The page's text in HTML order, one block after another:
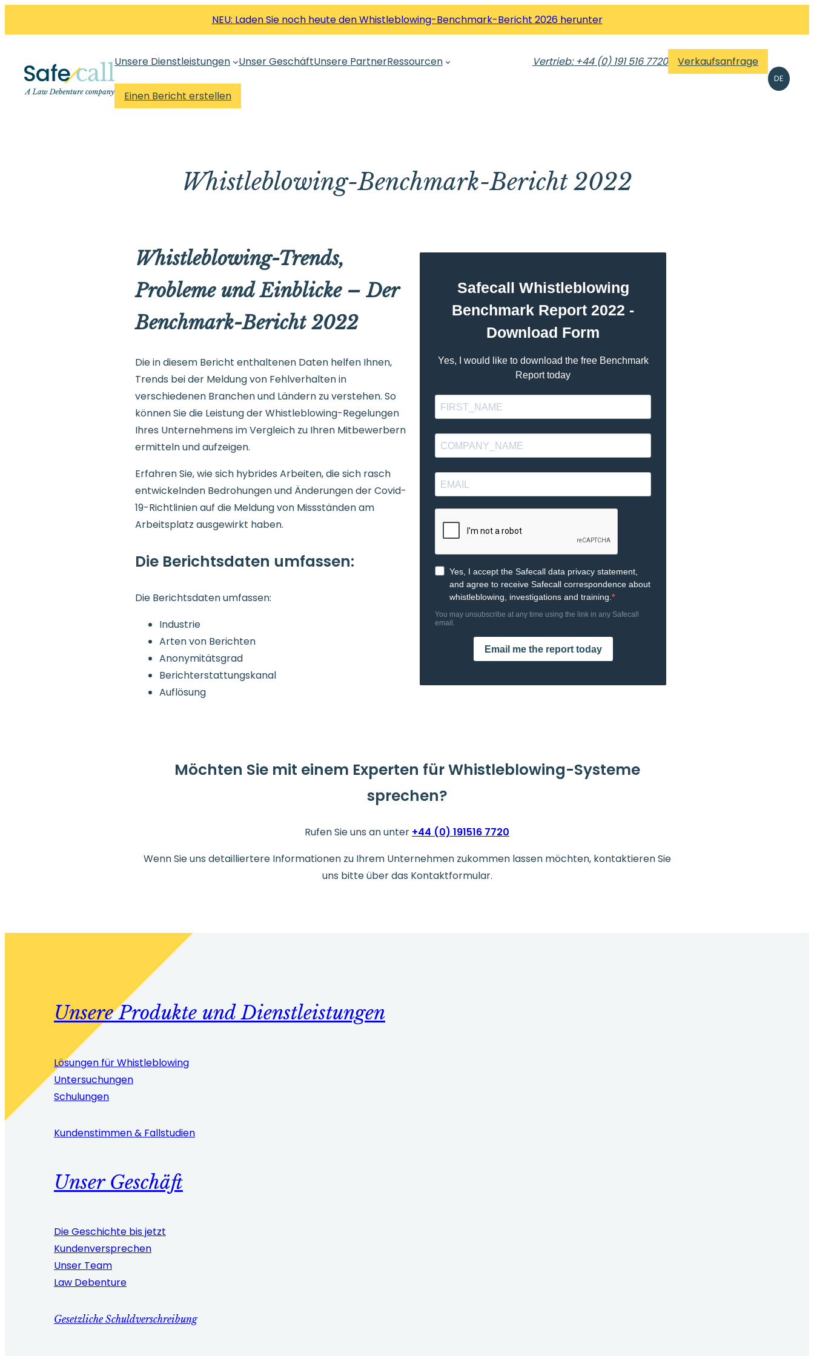
NEU: Laden Sie noch heute den Whistleblowing-Benchmark-Bericht 2026 herunter
Unsere Dienstleistungen Unser GeschäftUnsere PartnerRessourcen Vertrieb: +44 (0) 191 516 7720 Verkaufsanfrage
Einen Bericht erstellen
DE
Whistleblowing-Benchmark-Bericht 2022
Whistleblowing-Trends,
Probleme und Einblicke – Der
Benchmark-Bericht 2022
Die in diesem Bericht enthaltenen Daten helfen Ihnen,
Trends bei der Meldung von Fehlverhalten in
verschiedenen Branchen und Ländern zu verstehen. So
können Sie die Leistung der Whistleblowing-Regelungen
Ihres Unternehmens im Vergleich zu Ihren Mitbewerbern
ermitteln und aufzeigen.
Erfahren Sie, wie sich hybrides Arbeiten, die sich rasch
entwickelnden Bedrohungen und Änderungen der Covid-
19-Richtlinien auf die Meldung von Missständen am
Arbeitsplatz ausgewirkt haben.
Die Berichtsdaten umfassen:
Die Berichtsdaten umfassen:
Industrie
Arten von Berichten
Anonymitätsgrad
Berichterstattungskanal
Auflösung
Möchten Sie mit einem Experten für Whistleblowing-Systeme
sprechen?
Rufen Sie uns an unter +44 (0) 191516 7720
Wenn Sie uns detailliertere Informationen zu Ihrem Unternehmen zukommen lassen möchten, kontaktieren Sie
uns bitte über das Kontaktformular.
Unsere Produkte und Dienstleistungen
Lösungen für Whistleblowing
Untersuchungen
Schulungen
Kundenstimmen & Fallstudien
Unser Geschäft
Die Geschichte bis jetzt
Kundenversprechen
Unser Team
Law Debenture
Gesetzliche Schuldverschreibung